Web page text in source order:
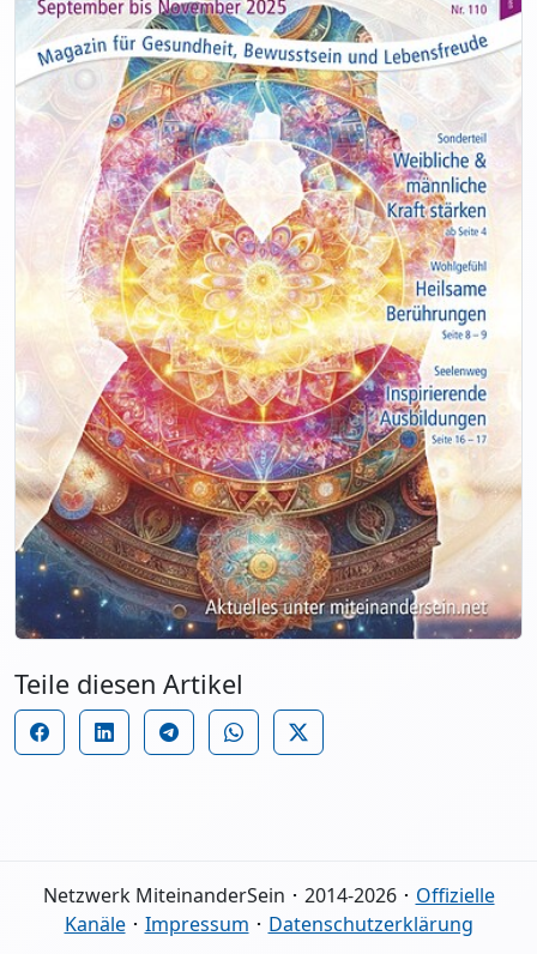
Teile diesen Artikel
Netzwerk MiteinanderSein ･ 2014-2026 ･ Offizielle
Kanäle･ Impressum ･ Datenschutzerklärung